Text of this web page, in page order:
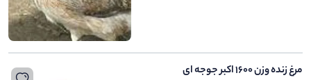
مرغ زنده وزن ۱۶۰۰ اکبر جوجه ای